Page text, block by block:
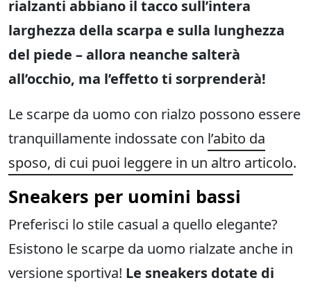
rialzanti abbiano il tacco sull’intera
larghezza della scarpa e sulla lunghezza
del piede – allora neanche salterà
all’occhio, ma l’effetto ti sorprenderà!
Le scarpe da uomo con rialzo possono essere
tranquillamente indossate con l’abito da
sposo, di cui puoi leggere in un altro articolo.
Sneakers per uomini bassi
Preferisci lo stile casual a quello elegante?
Esistono le scarpe da uomo rialzate anche in
versione sportiva! Le sneakers dotate di